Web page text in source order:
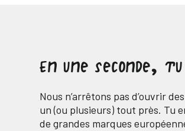
En une seconde,
Nous n’arrêtons pas d’ouvrir des
un (ou plusieurs) tout près. Tu
de grandes marques